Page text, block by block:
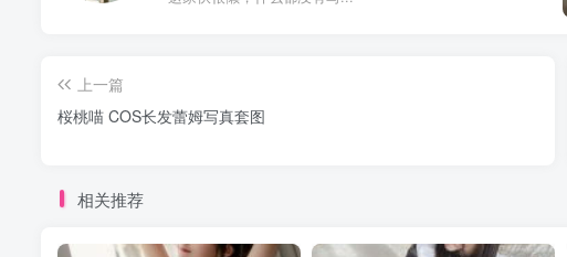
上一篇
桜桃喵 COS长发蕾姆写真套图
相关推荐